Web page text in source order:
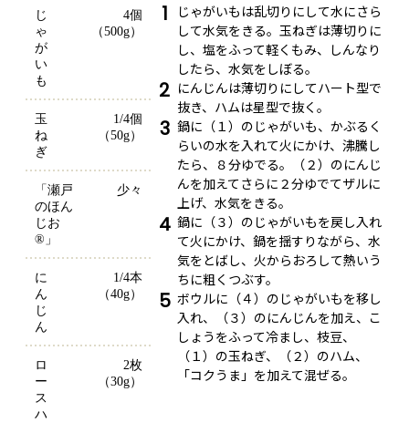
じ
ゃ
が
い
も
4個
（500g）
玉
ね
ぎ
1/4個
（50g）
「瀬戸
のほん
じお
®」
少々
に
ん
じ
ん
1/4本
（40g）
ロ
ー
ス
ハ
2枚
（30g）
1
じゃがいもは乱切りにして水にさら
して水気をきる。玉ねぎは薄切りに
し、塩をふって軽くもみ、しんなり
したら、水気をしぼる。
2 にんじんは薄切りにしてハート型で
抜き、ハムは星型で抜く。
3 鍋に（１）のじゃがいも、かぶるく
らいの水を入れて火にかけ、沸騰し
たら、８分ゆでる。（２）のにんじ
んを加えてさらに２分ゆでてザルに
上げ、水気をきる。
4 鍋に（３）のじゃがいもを戻し入れ
て火にかけ、鍋を揺すりながら、水
気をとばし、火からおろして熱いう
ちに粗くつぶす。
5 ボウルに（４）のじゃがいもを移し
入れ、（３）のにんじんを加え、こ
しょうをふって冷まし、枝豆、
（１）の玉ねぎ、（２）のハム、
「コクうま」を加えて混ぜる。